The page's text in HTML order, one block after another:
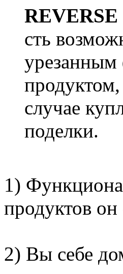
REVERSE
сть
случае
поделки.
1)
продуктов он
2) Вы себе